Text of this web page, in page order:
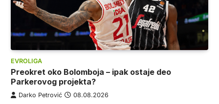
EVROLIGA
Preokret oko Bolomboja – ipak ostaje deo
Parkerovog projekta?
Darko Petrović 08.08.2026